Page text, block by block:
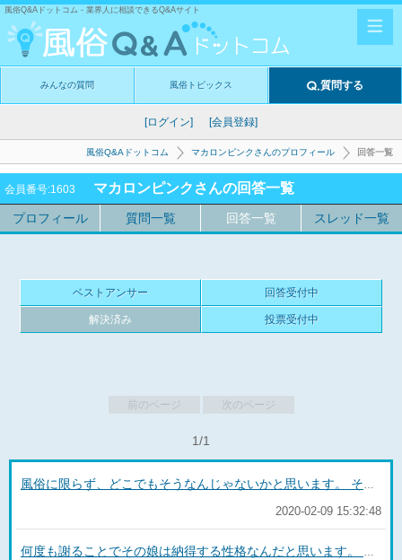
風俗Q&Aドットコム - 業界人に相談できるQ&Aサイト
みんなの質問 風俗トピックス 質問する
[ログイン] [会員登録]
風俗Q&Aドットコム マカロンピンクさんのプロフィール 回答一覧
会員番号:1603 マカロンピンクさんの回答一覧
プロフィール 質問一覧 回答一覧 スレッド一覧
ベストアンサー 回答受付中
解決済み 投票受付中
前のページ 次のページ
1/1
風俗に限らず、どこでもそうなんじゃないかと思います。 それと、クソ客が良客のフリをするのは難しいと思います。 利用する側は良客がどのようなものなのかが分からないが、嬢は多くの客をこなす中で良客の特徴を知っているので付け焼き刃的に良客を演じてもそれはそれとして見られるでしょう。 ただ、風俗はお遊びですから相手軸の価値観にとらわれる必要はないと思いますよ。自分軸に合わせてくれるサービスを提供してくれる良い嬢に巡り会うといいですね。
2020-02-09 15:32:48
何度も謝ることでその娘は納得する性格なんだと思います。 なので、許しているということを伝えることと、また次回も自分の場合には当欠しても気にしなくて大丈夫と言うことを伝えてあげれば安心するのではないでしょうか？ ただ、なんでも許してあげると言う態度を示すとサービスを怠る娘も多いので、仕事を頑張るあなただから許すということを伝えるのもお忘れなく。